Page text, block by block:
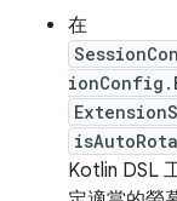
在
Kotlin DSL